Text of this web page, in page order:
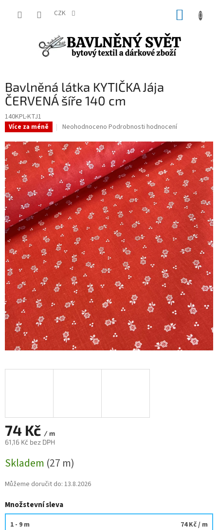
CZK
Bavlněná látka KYTIČKA Jája
ČERVENÁ šíře 140 cm
140KPL-KTJ1
Více za méně
Průměrné
produktu
je
0,0
z
5
hvězdiček.
Neohodnoceno Podrobnosti hodnocení
74 Kč / m
61,16 Kč bez DPH
cena:
Skladem (27 m)
Můžeme doručit do: 13.8.2026
Množstevní sleva
1 - 9 m 74 Kč/ m